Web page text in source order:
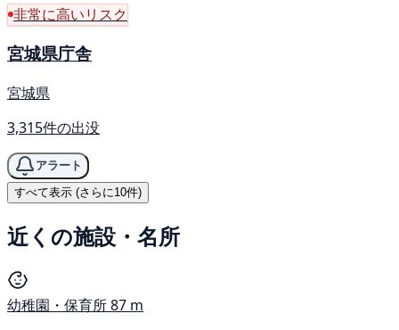
非常に高いリスク
宮城県庁舎
宮城県
3,315件の出没
アラート
すべて表示 (さらに10件)
近くの施設・名所
幼稚園・保育所87 m